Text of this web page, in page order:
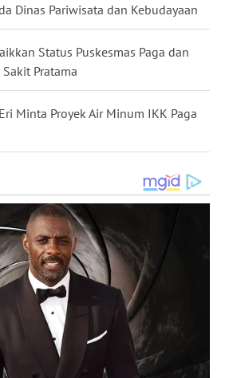
Dinas Pariwisata dan Kebudayaan
Status Puskesmas Paga dan
Pratama
Minta Proyek Air Minum IKK Paga